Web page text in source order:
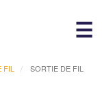
☰
SORTIE DE FIL